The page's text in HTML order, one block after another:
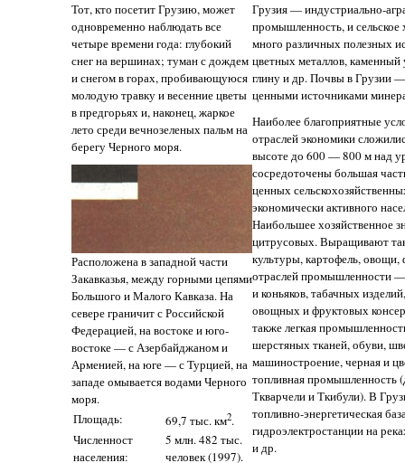
Тот, кто посетит Грузию, может
одновременно наблюдать все
четыре времени года: глубокий
снег на вершинах; туман с дождем
и снегом в горах, пробивающуюся
молодую травку и весенние цветы
в предгорьях и, наконец, жаркое
лето среди вечнозеленых пальм на
берегу Черного моря.
Расположена в западной части
Закавказья, между горными цепями
Большого и Малого Кавказа. На
севере граничит с Российской
Федерацией, на востоке и юго-
востоке — с Азербайджаном и
Арменией, на юге — с Турцией, на
западе омывается водами Черного
моря.
Площадь:
69,7 тыс. км2.
Численност
населения:
5 млн. 482 тыс.
человек (1997).
Грузия — индустриально-
промышленность, и сельское
много различных полезных
цветных металлов,
глину и др. Почвы в Грузии
ценными источниками
Наиболее благоприятные
отраслей экономики
высоте до 600 — 800 м над
сосредоточены большая
ценных
экономически активного
Наибольшее хозяйственное
цитрусовых. Выращивают
культуры, картофель,
отраслей промышленности
и коньяков, табачных
овощных и фруктовых
также легкая
шерстяных тканей, обуви,
машиностроение, черная и
топливная промышленность
Ткварчели и Ткибули). В
топливно-энергетическая
гидроэлектростанции на
и др.